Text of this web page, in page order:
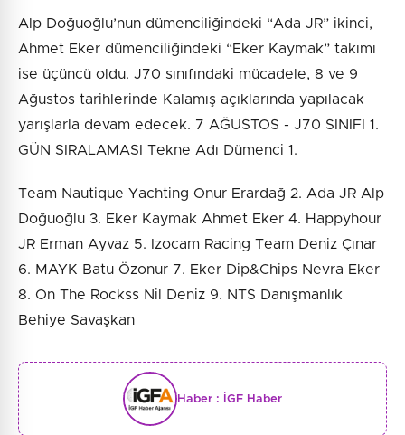
Alp Doğuoğlu’nun dümenciliğindeki “Ada JR” ikinci,
Ahmet Eker dümenciliğindeki “Eker Kaymak” takımı
ise üçüncü oldu. J70 sınıfındaki mücadele, 8 ve 9
Ağustos tarihlerinde Kalamış açıklarında yapılacak
yarışlarla devam edecek. 7 AĞUSTOS - J70 SINIFI 1.
GÜN SIRALAMASI Tekne Adı Dümenci 1.
Team Nautique Yachting Onur Erardağ 2. Ada JR Alp
Doğuoğlu 3. Eker Kaymak Ahmet Eker 4. Happyhour
JR Erman Ayvaz 5. Izocam Racing Team Deniz Çınar
6. MAYK Batu Özonur 7. Eker Dip&Chips Nevra Eker
8. On The Rockss Nil Deniz 9. NTS Danışmanlık
Behiye Savaşkan
Haber : İGF Haber